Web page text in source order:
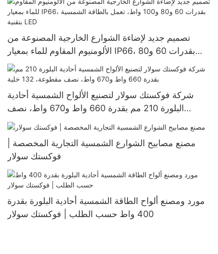
تصميم جديد لإضاءة الشوارع الخارجية المصنوعة من
الألومنيوم المقاوم للماء بمعيار IP66، بقدرات 60 و80
و100 واط، تعمل بالطاقة الشمسية بتقنية LED
شركة فوكستك سولار لتصنيع الألواح الشمسية أحادية
البلورة 210 مم بقدرة 660 واط و670 واط، نصف
مقطوعة، 132 خلية
مصنع مصابيح الشوارع الشمسية التجارية المخصصة |
فوكستك سولار
مورد ومصنع ألواح الطاقة الشمسية أحادية البلورة بقدرة
400 واط حسب الطلب | فوكستك سولار